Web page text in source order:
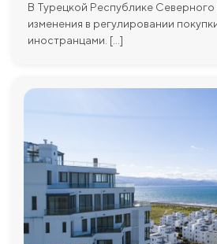
В Турецкой Республике
изменения в регулировании
иностранцами. [...]